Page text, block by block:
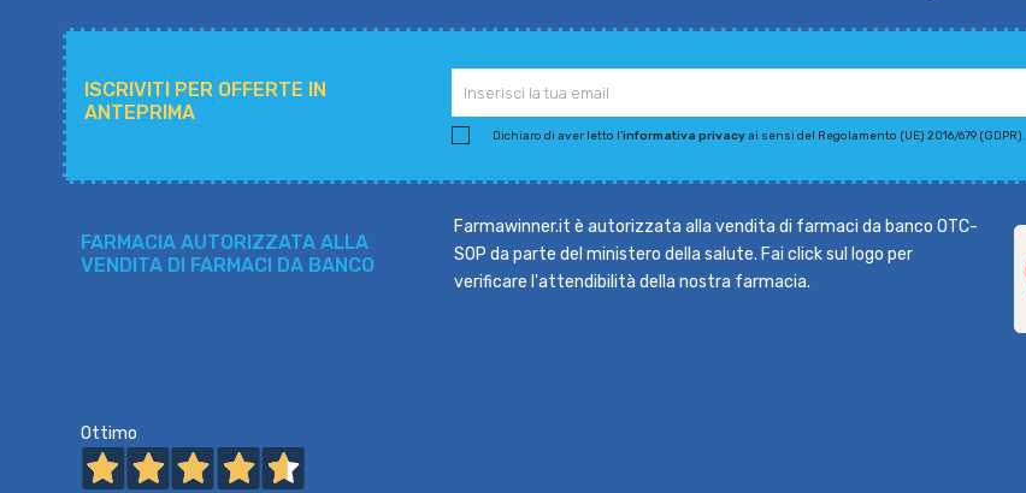
ISCRIVITI PER OFFERTE IN
ANTEPRIMA
Dichiaro di aver letto l'informativa privacyai sensi del Regolamento (UE) 2016/679 (GDPR).
FARMACIA AUTORIZZATA ALLA
VENDITA DI FARMACI DA BANCO
Farmawinner.it è autorizzata alla vendita di farmaci da banco OTC-
SOP da parte del ministero della salute. Fai click sul logo per
verificare l'attendibilità della nostra farmacia.
Ottimo